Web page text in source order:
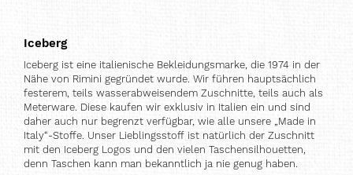
Iceberg
Iceberg ist eine italienische Bekleidungsmarke, die 1974 in der
Nähe von Rimini gegründet wurde. Wir führen hauptsächlich
festerem, teils wasserabweisendem Zuschnitte, teils auch als
Meterware. Diese kaufen wir exklusiv in Italien ein und sind
daher auch nur begrenzt verfügbar, wie alle unsere „Made in
Italy“-Stoffe. Unser Lieblingsstoff ist natürlich der Zuschnitt
mit den Iceberg Logos und den vielen Taschensilhouetten,
denn Taschen kann man bekanntlich ja nie genug haben.